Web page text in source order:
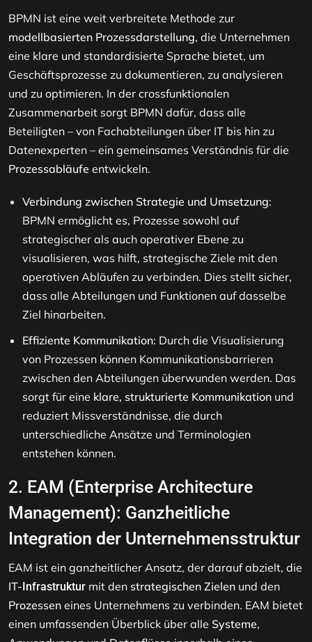
BPMN ist eine weit verbreitete Methode zur
modellbasierten Prozessdarstellung, die Unternehmen
eine klare und standardisierte Sprache bietet, um
Geschäftsprozesse zu dokumentieren, zu analysieren
und zu optimieren. In der crossfunktionalen
Zusammenarbeit sorgt BPMN dafür, dass alle
Beteiligten – von Fachabteilungen über IT bis hin zu
Datenexperten – ein gemeinsames Verständnis für die
Prozessabläufe entwickeln.
Verbindung zwischen Strategie und Umsetzung:
BPMN ermöglicht es, Prozesse sowohl auf
strategischer als auch operativer Ebene zu
visualisieren, was hilft, strategische Ziele mit den
operativen Abläufen zu verbinden. Dies stellt sicher,
dass alle Abteilungen und Funktionen auf dasselbe
Ziel hinarbeiten.
Effiziente Kommunikation: Durch die Visualisierung
von Prozessen können Kommunikationsbarrieren
zwischen den Abteilungen überwunden werden. Das
sorgt für eine klare, strukturierte Kommunikation und
reduziert Missverständnisse, die durch
unterschiedliche Ansätze und Terminologien
entstehen können.
2. EAM (Enterprise Architecture
Management): Ganzheitliche
Integration der Unternehmensstruktur
EAM ist ein ganzheitlicher Ansatz, der darauf abzielt, die
IT- Infrastruktur mit den strategischen Zielen und den
Prozessen eines Unternehmens zu verbinden. EAM bietet
einen umfassenden Überblick über alle Systeme,